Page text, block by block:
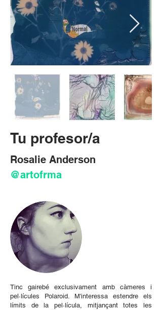
Tu profesor/a
Rosalie Anderson
@artofrma
Tinc gairebé exclusivament amb càmeres i
pel·lícules Polaroid. M'interessa estendre els
límits de la pel·lícula, mitjançant totes les